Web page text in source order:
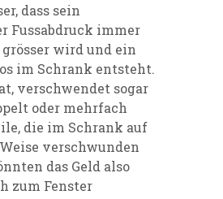
dass sein
Fussabdruck immer
grösser wird und ein
im Schrank entsteht.
verschwendet sogar
oder mehrfach
die im Schrank auf
verschwunden
das Geld also
zum Fenster